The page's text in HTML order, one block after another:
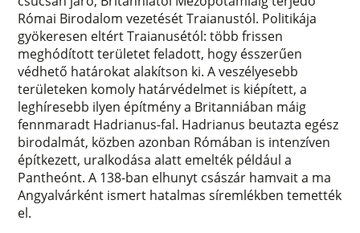
Római Birodalom vezetését Traianustól. Politikája
gyökeresen eltért Traianusétól: több frissen
meghódított területet feladott, hogy ésszerűen
védhető határokat alakítson ki. A veszélyesebb
területeken komoly határvédelmet is kiépített, a
leghíresebb ilyen építmény a Britanniában máig
fennmaradt Hadrianus-fal. Hadrianus beutazta egész
birodalmát, közben azonban Rómában is intenzíven
építkezett, uralkodása alatt emelték például a
Pantheónt. A 138-ban elhunyt császár hamvait a ma
Angyalvárként ismert hatalmas síremlékben temették
el.